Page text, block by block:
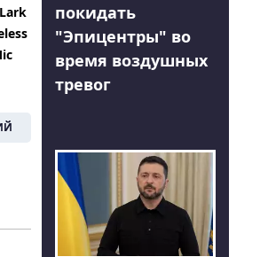
покидать
"Эпицентры" во
время воздушных
тревог